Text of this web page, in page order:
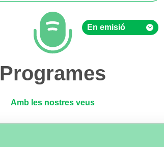
Programes
Amb les nostres veus
En emisió
Hemeroteca